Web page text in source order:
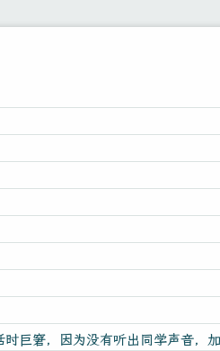
巨窘，因为没有听出同学声音，